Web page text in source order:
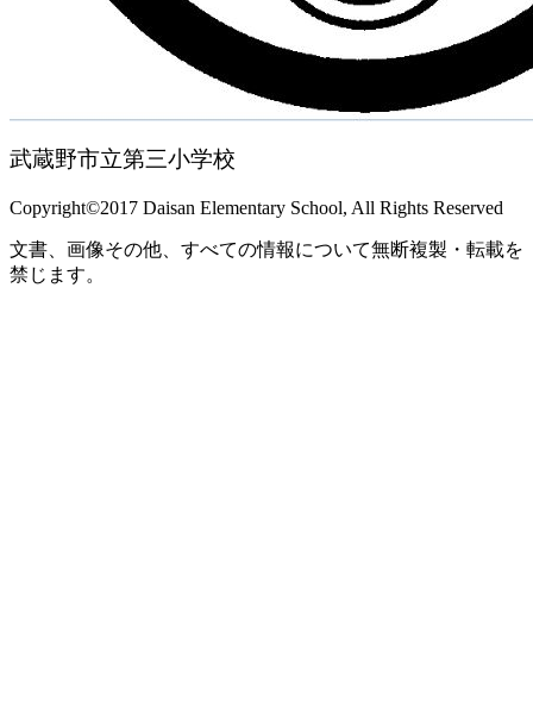
武蔵野市立第三小学校
Copyright©2017 Daisan Elementary School, All Rights Reserved
文書、画像その他、すべての情報について無断複製・転載を
禁じます。